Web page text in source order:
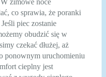
co sprawia, że poranki
piec zostanie
obudzić się w
czekać dłużej, aż
ponownym uruchomieniu
cieplny jest